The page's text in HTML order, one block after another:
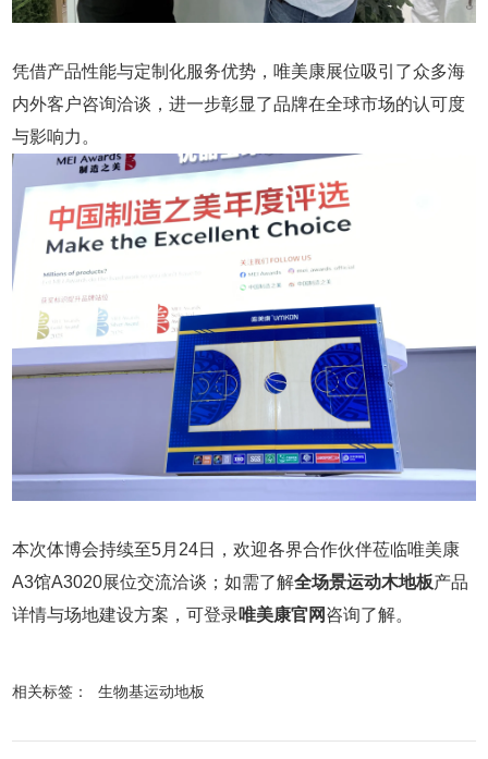
凭借产品性能与定制化服务优势，唯美康展位吸引了众多海
内外客户咨询洽谈，进一步彰显了品牌在全球市场的认可度
与影响力。
本次体博会持续至5月24日，欢迎各界合作伙伴莅临唯美康
A3馆A3020展位交流洽谈；如需了解全场景运动木地板产品
详情与场地建设方案，可登录唯美康官网 咨询了解。
相关标签： 生物基运动地板